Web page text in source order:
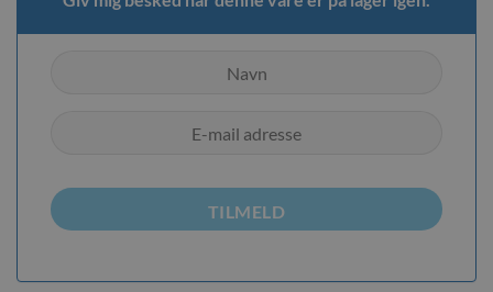
TILMELD